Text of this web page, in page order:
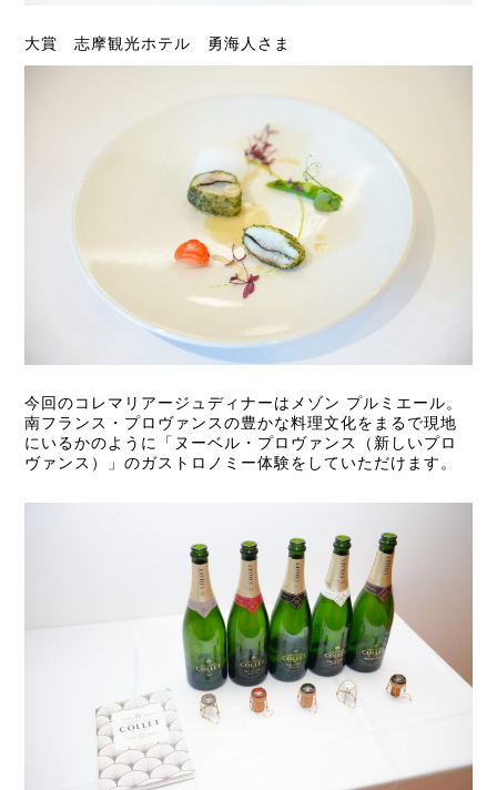
大賞 志摩観光ホテル 勇海人さま
今回のコレマリアージュディナーはメゾン プルミエール。
南フランス・プロヴァンスの豊かな料理文化をまるで現地
にいるかのように「ヌーベル・プロヴァンス（新しいプロ
ヴァンス）」のガストロノミー体験をしていただけます。